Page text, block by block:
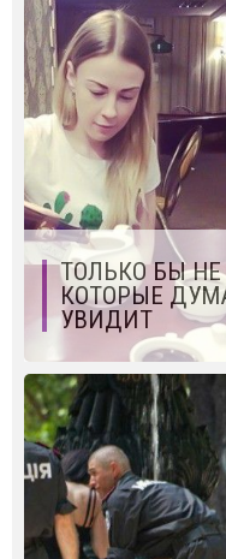
ТОЛЬКО БЫ
КОТОРЫЕ
УВИДИТ